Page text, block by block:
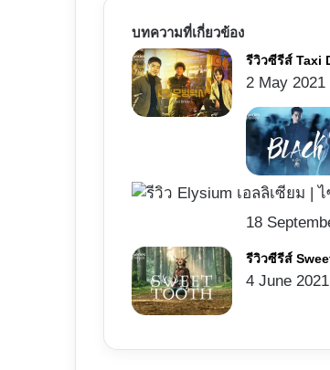
บทความที่เกี่ยวข้อง
รีวิวซีรีส์ Taxi
2 May 2021
18
รีวิวซีรีส์
4 June 2021